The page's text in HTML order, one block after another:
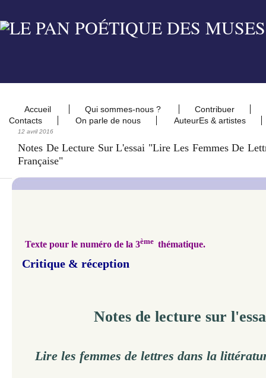
Accueil Qui sommes-nous ?
Contribuer
Contacts
On parle de nous AuteurEs & artistes
12 avril 2016
Notes De Lecture Sur L'essai "Lire Les Femmes De
Française"
Texte pour le numéro de la 3ème thématique.
Critique & réception
Notes de lecture sur
Lire les femmes de lettres dans la